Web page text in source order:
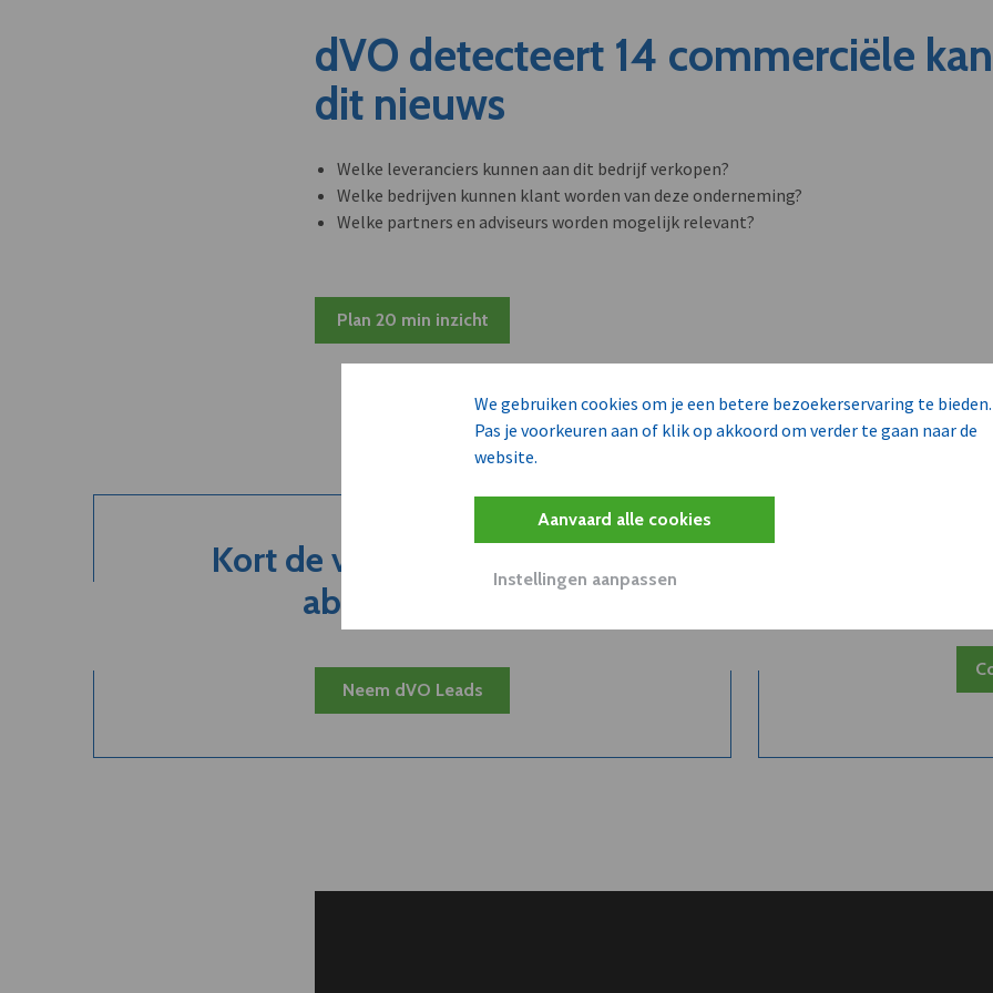
We gebruiken cookies om je een betere bezoekerservaring te bieden.
Pas je voorkeuren aan of klik op akkoord om verder te gaan naar de
website.
Aanvaard alle cookies
Instellingen aanpassen
dVO detecteert 14 commerciële
dit nieuws
Welke leveranciers kunnen aan dit bedrijf verkopen?
Welke bedrijven kunnen klant worden van deze onderneming?
Welke partners en adviseurs worden mogelijk relevant?
Plan 20 min inzicht
Kort de voordelen van een
abonnement...
Neem dVO Leads